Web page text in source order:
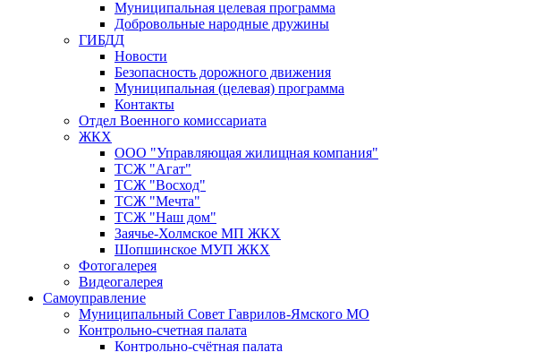
Муниципальная целевая программа
Добровольные народные дружины
ГИБДД
Новости
Безопасность дорожного движения
Муниципальная (целевая) программа
Контакты
Отдел Военного комиссариата
ЖКХ
ООО "Управляющая жилищная компания"
ТСЖ "Агат"
ТСЖ "Восход"
ТСЖ "Мечта"
ТСЖ "Наш дом"
Заячье-Холмское МП ЖКХ
Шопшинское МУП ЖКХ
Фотогалерея
Видеогалерея
Самоуправление
Муниципальный Совет Гаврилов-Ямского МО
Контрольно-счетная палата
Контрольно-счётная палата